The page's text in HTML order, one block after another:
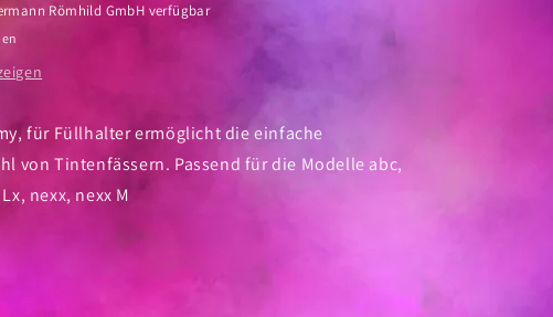
Römhild GmbH verfügbar
für Füllhalter ermöglicht die einfache
von Tintenfässern. Passend für die Modelle abc,
nexx, nexx M